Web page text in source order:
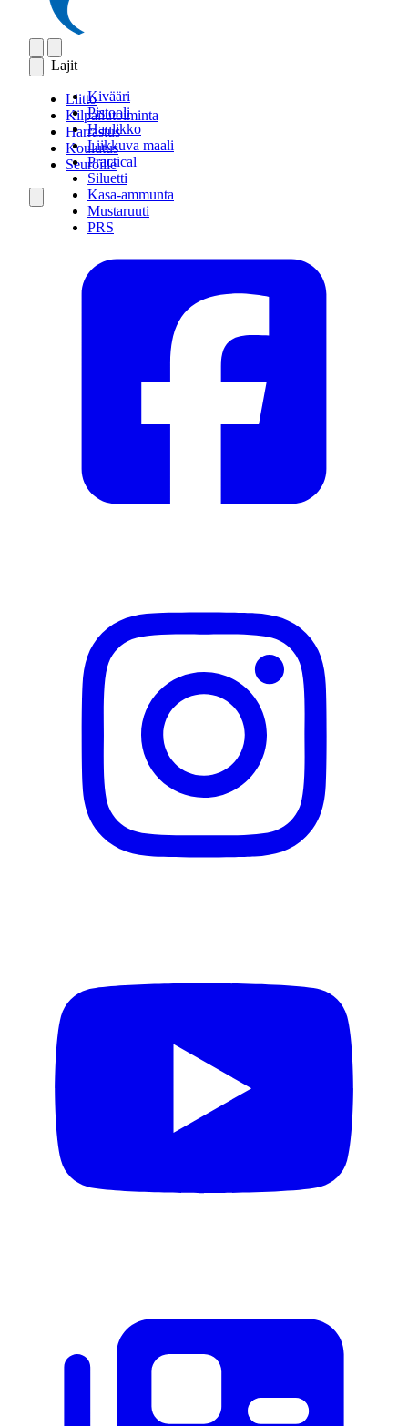
Lajit
Kivääri
Pistooli
Haulikko
Liikkuva maali
Practical
Siluetti
Kasa-ammunta
Mustaruuti
PRS
Liitto
Kilpailutoiminta
Harrastus
Koulutus
Seuroille